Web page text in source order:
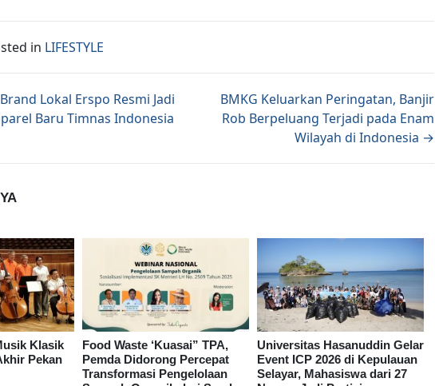
in LIFESTYLE
navigation
Lokal Erspo Resmi Jadi
Baru Timnas Indonesia
BMKG Keluarkan Peringatan, Banjir
Rob Berpeluang Terjadi pada Enam
Wilayah di Indonesia →
Klasik
Pekan
Food Waste ‘Kuasai” TPA,
Pemda Didorong Percepat
Transformasi Pengelolaan
Universitas Hasanuddin Gelar
Event ICP 2026 di Kepulauan
Selayar, Mahasiswa dari 27